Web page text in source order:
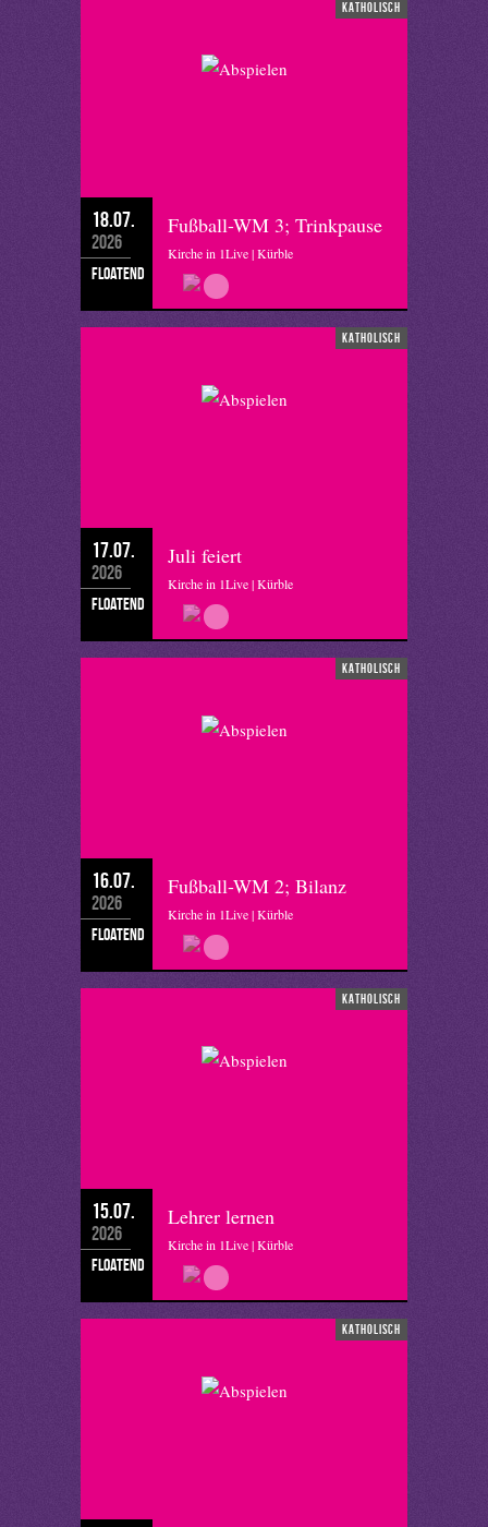
katholisch
18.07.
2026
floatend
Fußball-WM 3; Trinkpause
Kirche in 1Live | Kürble
katholisch
17.07.
2026
floatend
Juli feiert
Kirche in 1Live | Kürble
katholisch
16.07.
2026
floatend
Fußball-WM 2; Bilanz
Kirche in 1Live | Kürble
katholisch
15.07.
2026
floatend
Lehrer lernen
Kirche in 1Live | Kürble
katholisch